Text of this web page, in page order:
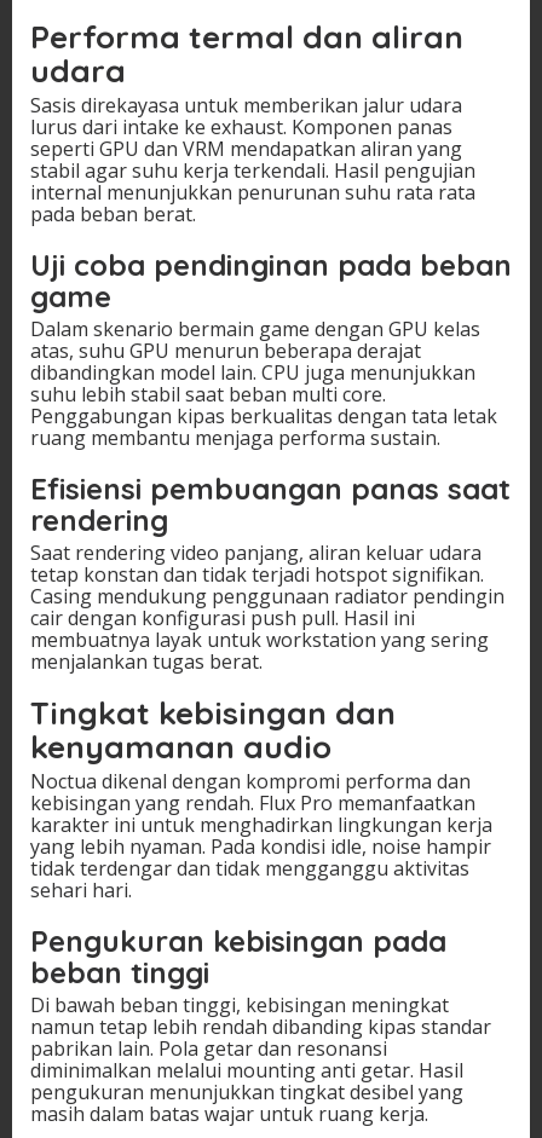
Performa termal dan aliran
udara
Sasis direkayasa untuk memberikan jalur udara
lurus dari intake ke exhaust. Komponen panas
seperti GPU dan VRM mendapatkan aliran yang
stabil agar suhu kerja terkendali. Hasil pengujian
internal menunjukkan penurunan suhu rata rata
pada beban berat.
Uji coba pendinginan pada beban
game
Dalam skenario bermain game dengan GPU kelas
atas, suhu GPU menurun beberapa derajat
dibandingkan model lain. CPU juga menunjukkan
suhu lebih stabil saat beban multi core.
Penggabungan kipas berkualitas dengan tata letak
ruang membantu menjaga performa sustain.
Efisiensi pembuangan panas saat
rendering
Saat rendering video panjang, aliran keluar udara
tetap konstan dan tidak terjadi hotspot signifikan.
Casing mendukung penggunaan radiator pendingin
cair dengan konfigurasi push pull. Hasil ini
membuatnya layak untuk workstation yang sering
menjalankan tugas berat.
Tingkat kebisingan dan
kenyamanan audio
Noctua dikenal dengan kompromi performa dan
kebisingan yang rendah. Flux Pro memanfaatkan
karakter ini untuk menghadirkan lingkungan kerja
yang lebih nyaman. Pada kondisi idle, noise hampir
tidak terdengar dan tidak mengganggu aktivitas
sehari hari.
Pengukuran kebisingan pada
beban tinggi
Di bawah beban tinggi, kebisingan meningkat
namun tetap lebih rendah dibanding kipas standar
pabrikan lain. Pola getar dan resonansi
diminimalkan melalui mounting anti getar. Hasil
pengukuran menunjukkan tingkat desibel yang
masih dalam batas wajar untuk ruang kerja.